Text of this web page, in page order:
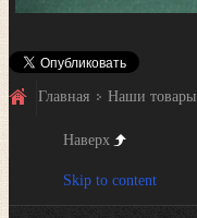
Главная Наши товары
Наверх
Skip to content